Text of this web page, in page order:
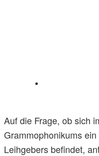
Auf die Frage, ob sich
Grammophonikums
Leihgebers befindet,